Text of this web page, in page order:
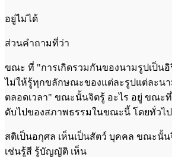
อยู่ไม่ได้
ส่วนคำถามที่ว่า
ขณะ ที่ "การเกิดรวมกันของนามรูปเป็นอิ
ไม่ให้รู้ทุกขลักษณะของแต่ละรูปแต่ละนา
ตลอดเวลา" ขณะนั้นจิตรู้ อะไร อยู่ ขณะ
ดับไปของสภาพธรรมในขณะนี้ โดยทั่วไ
สติเป็นอกุศล เห็นเป็นสัตว์ บุคคล ขณะนั้
เช่นรู้สี รู้บัญญัติ เห็น